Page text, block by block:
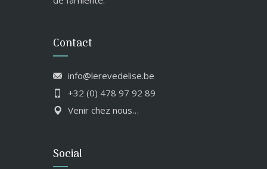
Contact
info@lerevedelise.be
+32 (0) 478 97 92 89
Venir chez nous…
Social